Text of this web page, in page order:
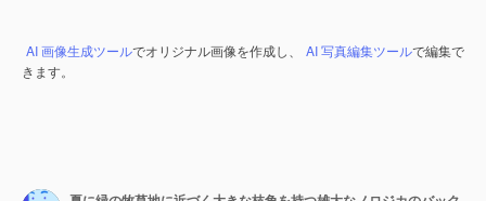
AI 画像生成ツールでオリジナル画像を作成し、 AI 写真編集ツールで編集で
きます。